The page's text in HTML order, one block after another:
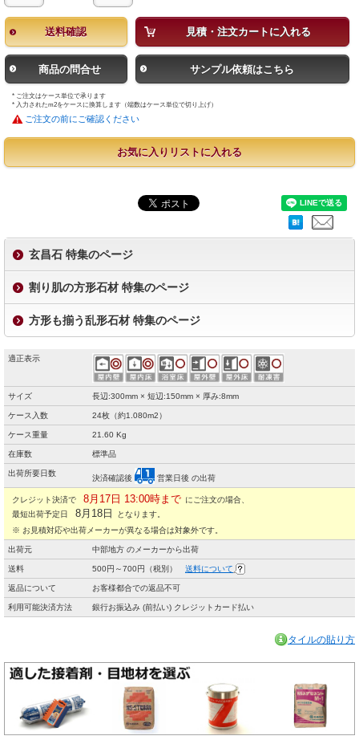
送料確認 見積・注文カートに入れる
商品の問合せ サンプル依頼はこちら
* ご注文はケース単位で承ります
* 入力されたm2をケースに換算します（端数はケース単位で切り上げ）
ご注文の前にご確認ください
お気に入りリストに入れる
玄昌石 特集のページ
割り肌の方形石材 特集のページ
方形も揃う乱形石材 特集のページ
適正表示
サイズ 長辺:300mm × 短辺:150mm × 厚み:8mm
ケース入数 24枚（約1.080m2）
ケース重量 21.60 Kg
在庫数 標準品
出荷所要日数
決済確認後 営業日後 の出荷
クレジット決済で 8月17日 13:00時まで にご注文の場合、
最短出荷予定日
8月18日
となります。
※ お見積対応や出荷メーカーが異なる場合は対象外です。
出荷元 中部地方 のメーカーから出荷
送料 500円～700円（税別） 送料について
返品について お客様都合での返品不可
利用可能決済方法 銀行お振込み (前払い) クレジットカード払い
タイルの貼り方